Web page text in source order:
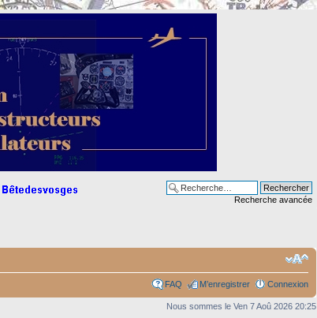
Recherche avancée
FAQ M’enregistrer Connexion
Nous sommes le Ven 7 Aoû 2026 20:25